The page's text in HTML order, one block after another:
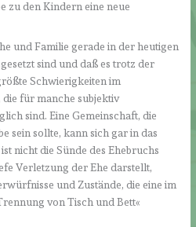
zu den Kindern eine neue
und Familie gerade in der heutigen
sind und daß es trotz der
Schwierigkeiten im
die für manche subjektiv
sind. Eine Gemeinschaft, die
sein sollte, kann sich gar in das
nicht die Sünde des Ehebruchs
Verletzung der Ehe darstellt,
und Zustände, die eine im
von Tisch und Bett«